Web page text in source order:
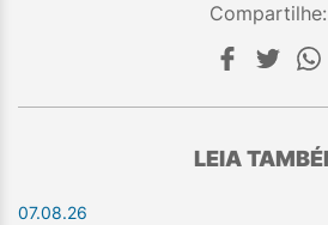
Compartilhe:
LEIA
07.08.26